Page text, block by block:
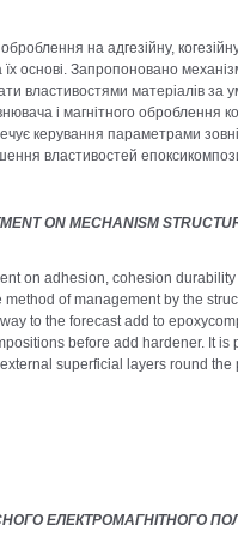
на адгезійну,
основі. Запропоновано
властивостями матеріалів за
і магнітного оброблення
керування параметрами
властивостей
ON MECHANISM
on adhesion, cohesion
of management by the
to the forecast add to
before add hardener. It is
superficial layers round the
ЕЛЕКТРОМАГНІТНОГО